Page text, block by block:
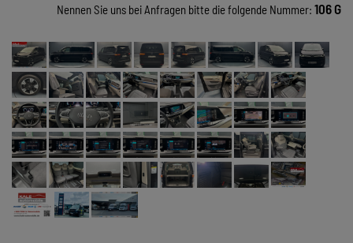
Nennen Sie uns bei Anfragen bitte die folgende Nummer: 106 G